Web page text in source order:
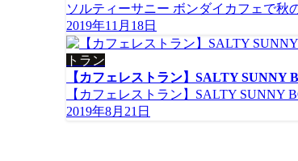
ソルティーサニー ボンダイカフェで秋
2019年11月18日
トラン
【カフェレストラン】SALTY SUNNY
【カフェレストラン】SALTY SUNNY
2019年8月21日